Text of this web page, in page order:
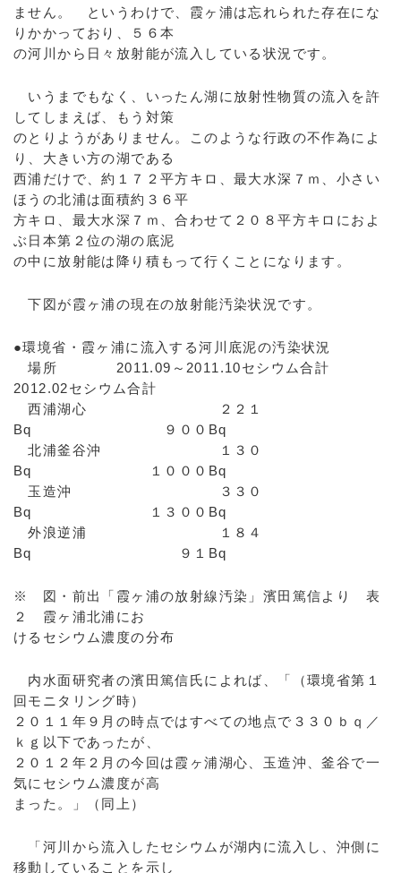
ません。 というわけで、霞ヶ浦は忘れられた存在にな
りかかっており、５６本
の河川から日々放射能が流入している状況です。
いうまでもなく、いったん湖に放射性物質の流入を許
してしまえば、もう対策
のとりようがありません。このような行政の不作為によ
り、大きい方の湖である
西浦だけで、約１７２平方キロ、最大水深７ｍ、小さい
ほうの北浦は面積約３６平
方キロ、最大水深７ｍ、合わせて２０８平方キロにおよ
ぶ日本第２位の湖の底泥
の中に放射能は降り積もって行くことになります。
下図が霞ヶ浦の現在の放射能汚染状況です。
●環境省・霞ヶ浦に流入する河川底泥の汚染状況
場所 2011.09～2011.10セシウム合計
2012.02セシウム合計
西浦湖心 ２２１
Bq ９００Bq
北浦釜谷沖 １３０
Bq １０００Bq
玉造沖 ３３０
Bq １３００Bq
外浪逆浦 １８４
Bq ９１Bq
※ 図・前出「霞ヶ浦の放射線汚染」濱田篤信より 表
２ 霞ヶ浦北浦にお
けるセシウム濃度の分布
内水面研究者の濱田篤信氏によれば、「（環境省第１
回モニタリング時）
２０１１年９月の時点ではすべての地点で３３０ｂｑ／
ｋｇ以下であったが、
２０１２年２月の今回は霞ヶ浦湖心、玉造沖、釜谷で一
気にセシウム濃度が高
まった。」（同上）
「河川から流入したセシウムが湖内に流入し、沖側に
移動していることを示し